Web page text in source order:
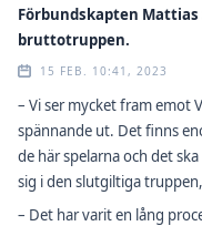
Förbundskapten
bruttotruppen.
15 FEB. 10:41, 2023
– Vi ser mycket fram
spännande ut. Det finns
de här spelarna och det
sig i den slutgiltiga
– Det har varit en lång